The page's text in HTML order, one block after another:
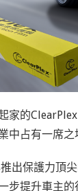
家的
中占有一席
出保護力頂
步提升車主